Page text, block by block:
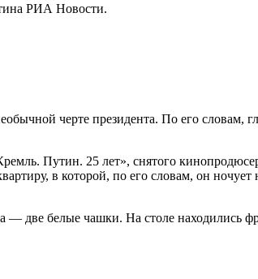
РИА Новости.
черте президента. По его словам,
Путин. 25 лет», снятого
в которой, по его словам, он ночует
— две белые чашки. На столе находились